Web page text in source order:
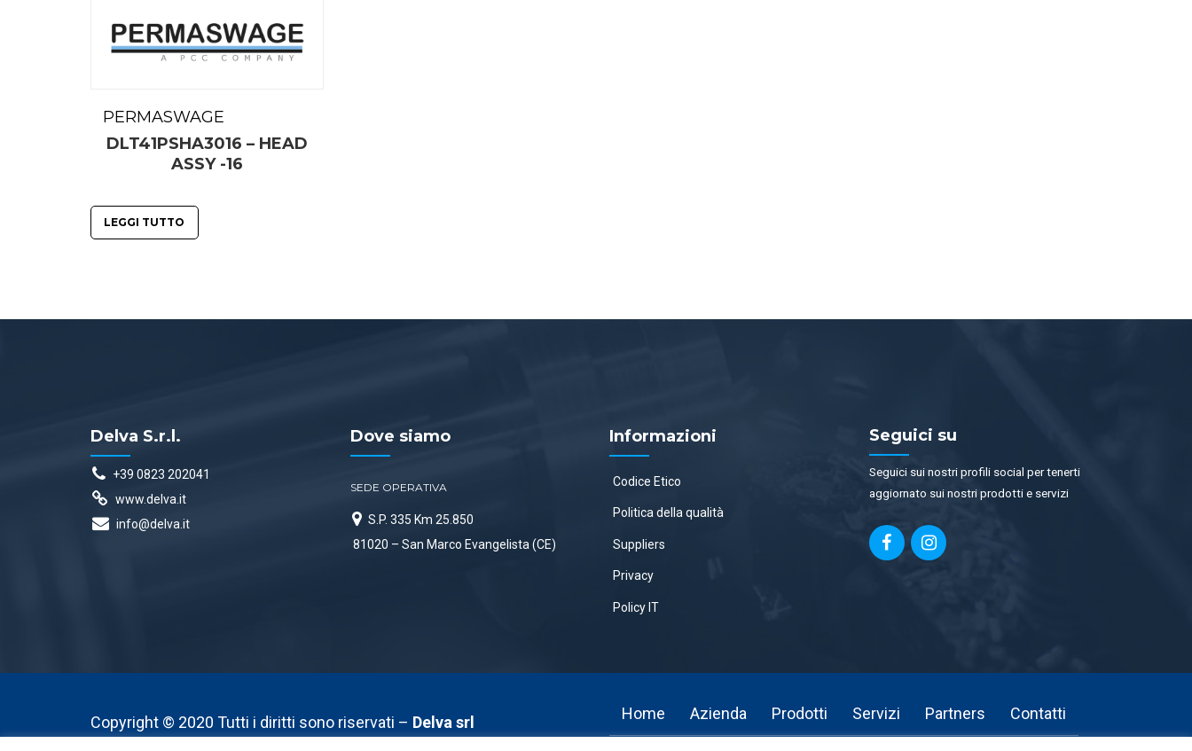
PERMASWAGE
DLT41PSHA3016 – HEAD
ASSY -16
LEGGI TUTTO
Delva S.r.l.
+39 0823 202041
www.delva.it
info@delva.it
Dove siamo
SEDE OPERATIVA
S.P. 335 Km 25.850
81020 – San Marco Evangelista (CE)
Informazioni
Codice Etico
Politica della qualità
Suppliers
Privacy
Policy IT
Seguici su
Seguici sui nostri profili social per tenerti
aggiornato sui nostri prodotti e servizi
Copyright © 2020 Tutti i diritti sono riservati – Delva srl
Home Azienda Prodotti Servizi Partners Contatti